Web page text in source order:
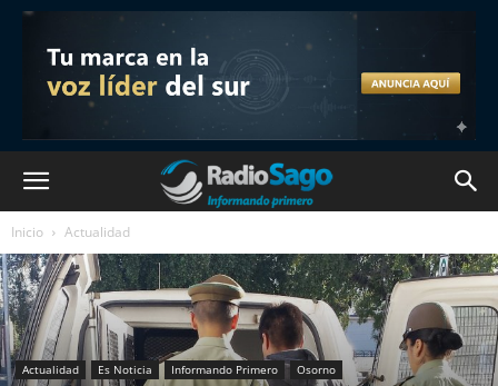
Inicio Actualidad
Actualidad Es Noticia Informando Primero Osorno